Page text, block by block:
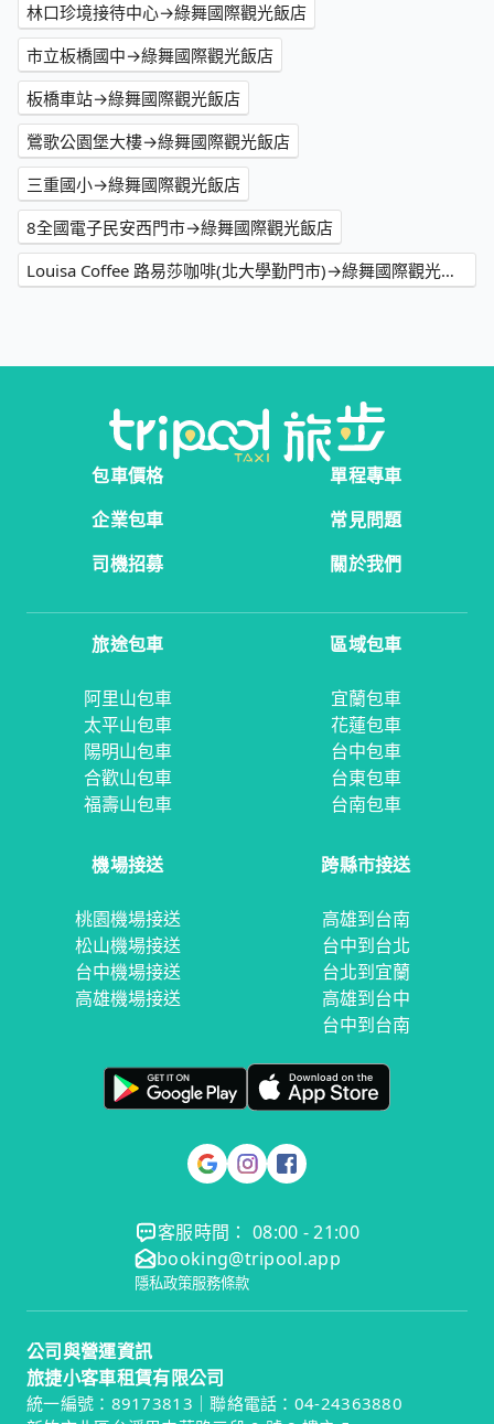
林口珍境接待中心→綠舞國際觀光飯店
市立板橋國中→綠舞國際觀光飯店
板橋車站→綠舞國際觀光飯店
鶯歌公園堡大樓→綠舞國際觀光飯店
三重國小→綠舞國際觀光飯店
8全國電子民安西門市→綠舞國際觀光飯店
Louisa Coffee 路易莎咖啡(北大學勤門市)→綠舞國際觀光飯店
包車價格
單程專車
企業包車
常見問題
司機招募
關於我們
旅途包車
阿里山包車
太平山包車
陽明山包車
合歡山包車
福壽山包車
區域包車
宜蘭包車
花蓮包車
台中包車
台東包車
台南包車
機場接送
桃園機場接送
松山機場接送
台中機場接送
高雄機場接送
跨縣市接送
高雄到台南
台中到台北
台北到宜蘭
高雄到台中
台中到台南
客服時間： 08:00 - 21:00
booking@tripool.app
隱私政策服務條款
公司與營運資訊
旅捷小客車租賃有限公司
統一編號：89173813｜聯絡電話：04-24363880